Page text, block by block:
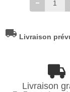
local_shipping Livraison
Livraison